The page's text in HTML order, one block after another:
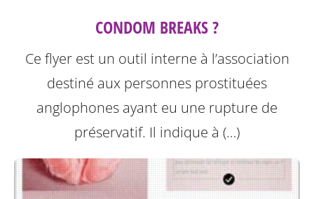
CONDOM BREAKS ?
Ce flyer est un outil interne à l’association
destiné aux personnes prostituées
anglophones ayant eu une rupture de
préservatif. Il indique à (…)